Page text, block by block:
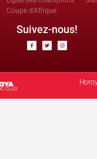
Coupe d'Afrique
Suivez-nous!